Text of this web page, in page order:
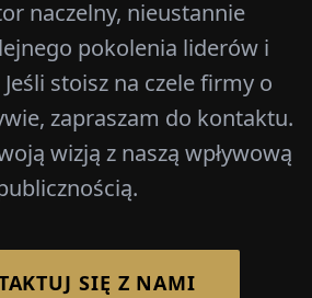
naczelny, nieustannie
pokolenia liderów i
stoisz na czele firmy o
zapraszam do kontaktu.
wizją z naszą wpływową
SIĘ Z NAMI